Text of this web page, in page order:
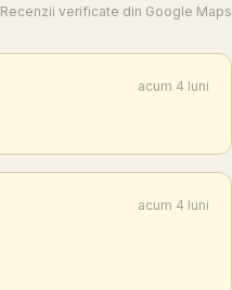
Recenzii verificate din Google Maps
acum 4 luni
acum 4 luni